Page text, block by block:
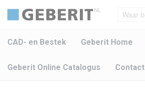
NL
CAD- en Bestek Geberit Home
Geberit Online Catalogus Contact